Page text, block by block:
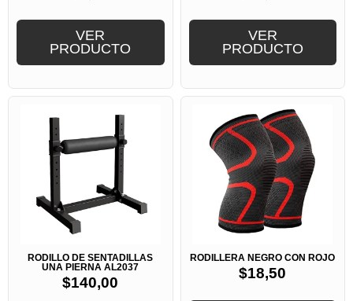
VER
PRODUCTO
VER
PRODUCTO
RODILLO DE SENTADILLAS
UNA PIERNA AL2037
$140,00
RODILLERA NEGRO CON ROJO
$18,50